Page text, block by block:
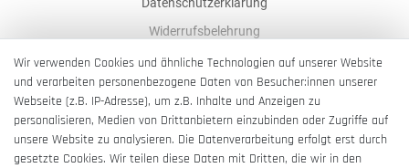
Widerrufsbelehrung
AGB
Impressum
Barrierefreiheitserklärung
Wir verwenden Cookies und ähnliche Technologien auf unserer Website
und verarbeiten personenbezogene Daten von Besucher:innen unserer
Webseite (z.B. IP-Adresse), um z.B. Inhalte und Anzeigen zu
personalisieren, Medien von Drittanbietern einzubinden oder Zugriffe auf
unsere Website zu analysieren. Die Datenverarbeitung erfolgt erst durch
gesetzte Cookies. Wir teilen diese Daten mit Dritten, die wir in den